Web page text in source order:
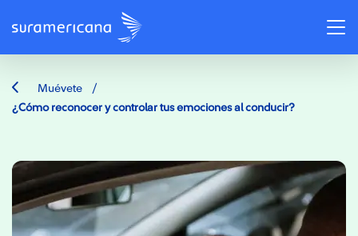
Muévete /
¿Cómo reconocer y controlar tus emociones al conducir?